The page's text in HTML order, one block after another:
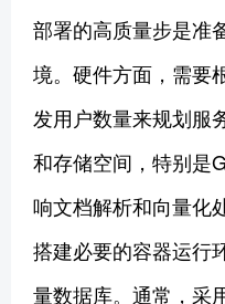
部署的高质量步是准
境。硬件方面，需要
发用户数量来规划服
和存储空间，特别是
响文档解析和向量化
搭建必要的容器运行
量数据库。通常，采